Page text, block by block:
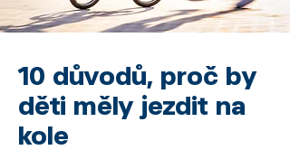
10 důvodů, proč by
děti měly jezdit na
kole